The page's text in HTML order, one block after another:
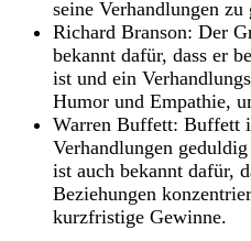
seine Verhandlungen zu
Richard Branson: Der
bekannt dafür, dass er
ist und ein
Humor und Empathie,
Warren Buffett: Buffett
Verhandlungen
ist auch bekannt dafür,
Beziehungen
kurzfristige Gewinne.